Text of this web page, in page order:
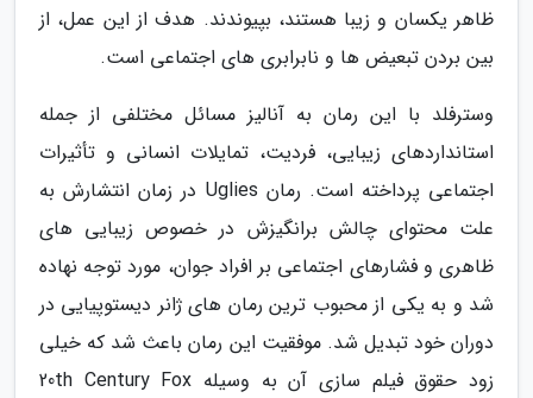
ظاهر یکسان و زیبا هستند، بپیوندند. هدف از این عمل، از
بین بردن تبعیض ها و نابرابری های اجتماعی است.
وسترفلد با این رمان به آنالیز مسائل مختلفی از جمله
استانداردهای زیبایی، فردیت، تمایلات انسانی و تأثیرات
اجتماعی پرداخته است. رمان Uglies در زمان انتشارش به
علت محتوای چالش برانگیزش در خصوص زیبایی های
ظاهری و فشارهای اجتماعی بر افراد جوان، مورد توجه نهاده
شد و به یکی از محبوب ترین رمان های ژانر دیستوپیایی در
دوران خود تبدیل شد. موفقیت این رمان باعث شد که خیلی
زود حقوق فیلم سازی آن به وسیله 20th Century Fox